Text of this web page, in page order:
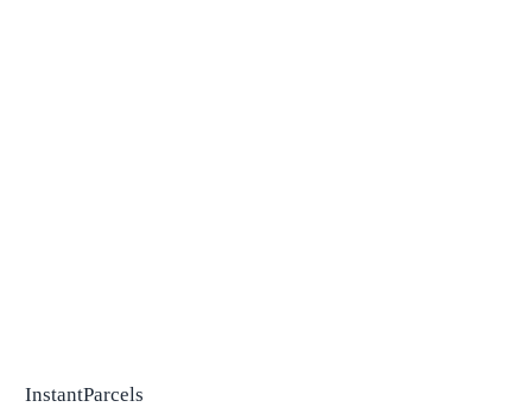
InstantParcels